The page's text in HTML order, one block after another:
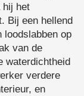
hij het
Bij een hellend
loodslabben op
van de
waterdichtheid
verdere
en